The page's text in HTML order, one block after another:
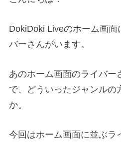
DokiDoki Liveのホーム画面
バーさんがいます。
あのホーム画面のライバー
で、どういったジャンルの
か。
今回はホーム画面に並ぶラ